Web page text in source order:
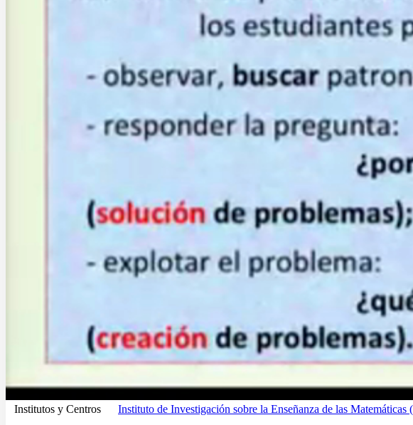
Institutos y Centros Instituto de Investigación sobre la Enseñanza de las